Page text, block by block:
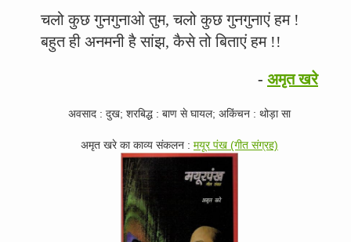
चलो कुछ गुनगुनाओ तुम, चलो कुछ गुनगुनाएं हम !
बहुत ही अनमनी है सांझ, कैसे तो बिताएं हम !!
- अमृत खरे
अवसाद : दुख; शरबिद्ध : बाण से घायल; अकिंचन : थोड़ा सा
अमृत खरे का काव्य संकलन : मयूर पंख (गीत संग्रह)